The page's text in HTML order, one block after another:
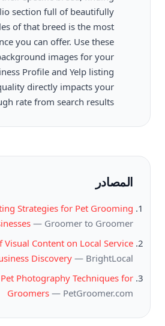
section full of beautifully
of that breed is the most
you can offer. Use these
images for your
Profile and Yelp listing
directly impacts your
rate from search results.
المصادر
Strategies for Pet Grooming
— Groomer to Groomer
Visual Content on Local Service
Discovery — BrightLocal
Photography Techniques for
Groomers — PetGroomer.com